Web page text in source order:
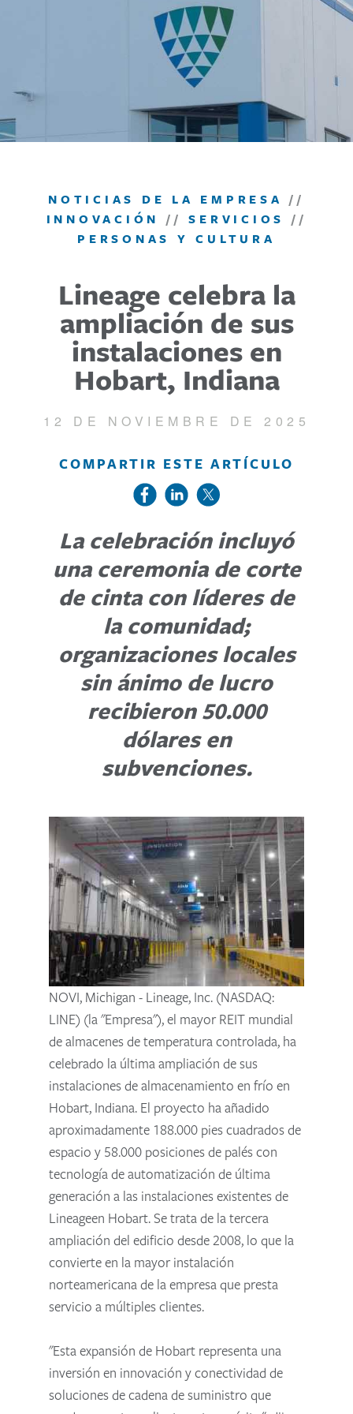
NOTICIAS DE LA EMPRESA //
INNOVACIÓN
//SERVICIOS
//
PERSONAS Y CULTURA
Lineage celebra la
ampliación de sus
instalaciones en
Hobart, Indiana
12 DE NOVIEMBRE DE 2025
COMPARTIR ESTE ARTÍCULO
La celebración incluyó
una ceremonia de corte
de cinta con líderes de
la comunidad;
organizaciones locales
sin ánimo de lucro
recibieron 50.000
dólares en
subvenciones.
NOVI, Michigan - Lineage, Inc. (NASDAQ:
LINE) (la "Empresa"), el mayor REIT mundial
de almacenes de temperatura controlada, ha
celebrado la última ampliación de sus
instalaciones de almacenamiento en frío en
Hobart, Indiana. El proyecto ha añadido
aproximadamente 188.000 pies cuadrados de
espacio y 58.000 posiciones de palés con
tecnología de automatización de última
generación a las instalaciones existentes de
Lineageen Hobart. Se trata de la tercera
ampliación del edificio desde 2008, lo que la
convierte en la mayor instalación
norteamericana de la empresa que presta
servicio a múltiples clientes.
"Esta expansión de Hobart representa una
inversión en innovación y conectividad de
soluciones de cadena de suministro que